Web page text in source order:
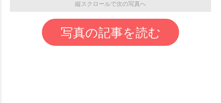
縦スクロールで次の写真へ
写真の記事を読む